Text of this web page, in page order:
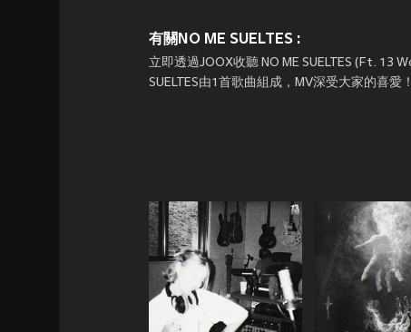
有關NO ME SUELTES :
立即透過JOOX收聽 NO ME SUELTES (Ft. 13
SUELTES由1首歌曲組成，MV深受大家的喜愛